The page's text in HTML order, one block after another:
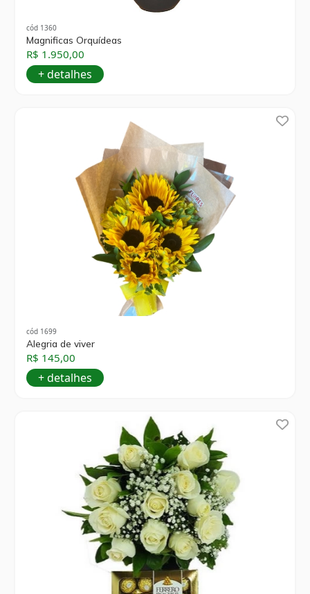
cód 1360
Magnificas Orquídeas
R$ 1.950,00
+ detalhes
cód 1699
Alegria de viver
R$ 145,00
+ detalhes